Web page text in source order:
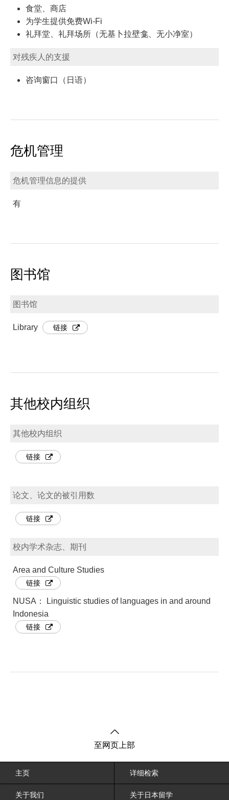
食堂、商店
为学生提供免费Wi-Fi
礼拜堂、礼拜场所（无基卜拉壁龛、无小净室）
对残疾人的支援
咨询窗口（日语）
危机管理
危机管理信息的提供
有
图书馆
图书馆
Library 链接
其他校内组织
其他校内组织
链接
论文、论文的被引用数
链接
校内学术杂志、期刊
Area and Culture Studies
链接
NUSA： Linguistic studies of languages in and around
Indonesia
链接
至网页上部
主页 详细检索
关于我们 关于日本留学